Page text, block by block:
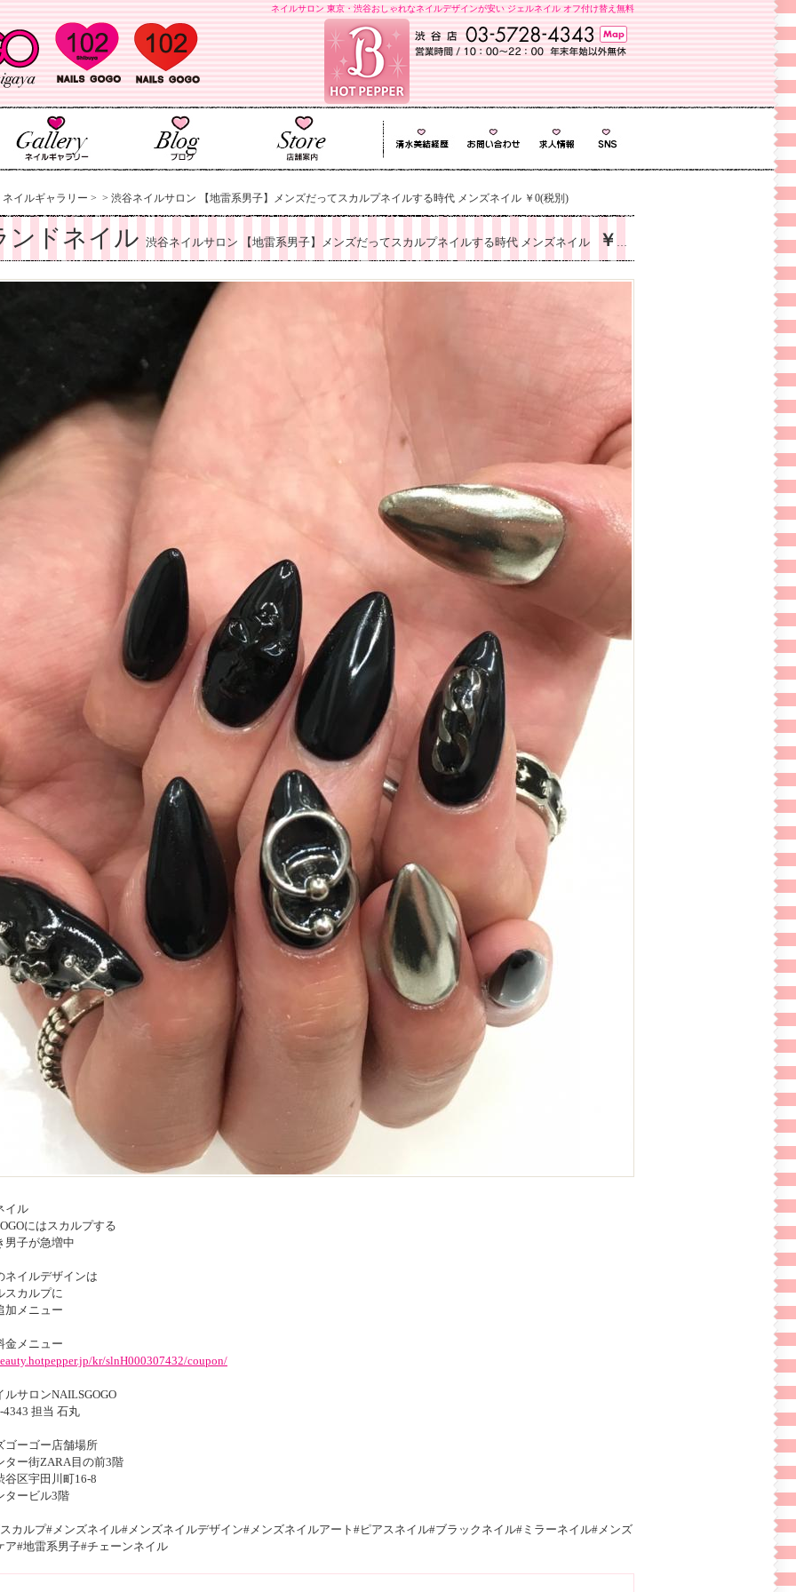
ネイルサロン 東京・渋谷おしゃれなネイルデザインが安い ジェルネイル オフ付け替え無料
ネイルギャラリー > > 渋谷ネイルサロン 【地雷系男子】メンズだってスカルプネイルする時代 メンズネイル ￥0(税別)
ンドネイル 渋谷ネイルサロン 【地雷系男子】メンズだってスカルプネイルする時代 メンズネイル ￥0
イル
にはスカルプする
男子が急増中
ネイルデザインは
スカルプに
加メニュー
金メニュー
kr/slnH000307432/coupon/
ルサロンNAILSGOGO
4343 担当 石丸
ゴーゴー店舗場所
ター街ZARA目の前3階
谷区宇田川町16-8
タービル3階
カルプ#メンズネイル#メンズネイルデザイン#メンズネイルアート#ピアスネイル#ブラックネイル#ミラーネイル#メンズ
ア#地雷系男子#チェーンネイル